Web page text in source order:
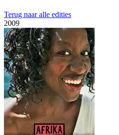
Terug naar alle edities
2009